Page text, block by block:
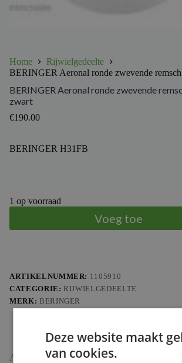
Home
Rijwielgedeelte
BERINGER Aeronal ronde zwevende
BERINGER Aeronal ronde zwevende
zwart
€190.00
BERINGER H31FB
1 op voorraad
Voeg toe
ARTIKELNUMMER: 1105910
CATEGORIE: RIJWIELGEDEELTE
MERK: BERINGER
Aanvullende informatie
Deze website maakt
van cookies.